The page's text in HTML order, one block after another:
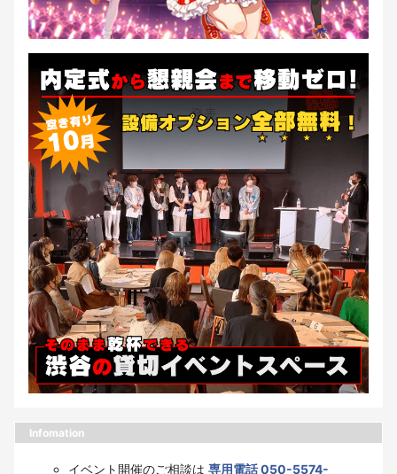
Infomation
イベント開催のご相談は 専用電話 050-5574-